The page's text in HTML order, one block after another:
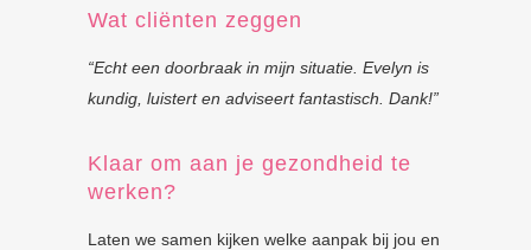
Wat cliënten zeggen
“Echt een doorbraak in mijn situatie. Evelyn is
kundig, luistert en adviseert fantastisch. Dank!”
Klaar om aan je gezondheid te
werken?
Laten we samen kijken welke aanpak bij jou en